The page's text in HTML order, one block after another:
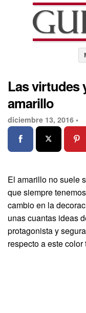
Las virtudes
amarillo
diciembre 13, 2016 •
El amarillo no suele
que siempre
cambio en la
unas cuantas ideas
protagonista y
respecto a este